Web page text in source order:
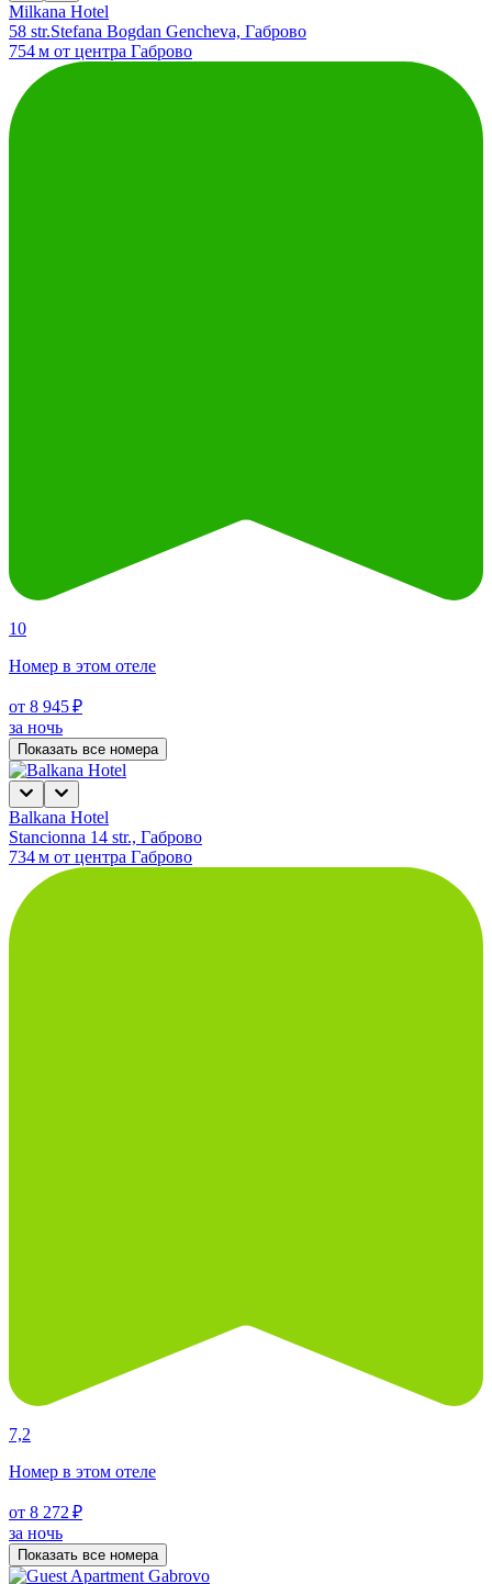
Milkana Hotel
58 str.Stefana Bogdan Gencheva, Габрово
754 м от центра Габрово
10
Номер в этом отеле
от 8 945 ₽
за ночь
Показать все номера
Balkana Hotel
Stancionna 14 str., Габрово
734 м от центра Габрово
7,2
Номер в этом отеле
от 8 272 ₽
за ночь
Показать все номера